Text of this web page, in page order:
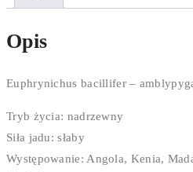
Opis
Euphrynichus bacillifer –
Tryb życia: nadrzewny
Siła jadu: słaby
Występowanie: Angola, Kenia,